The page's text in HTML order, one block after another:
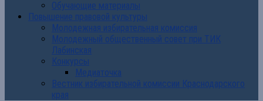
Обучающие материалы
Повышение правовой культуры
Молодежная избирательная комиссия
Молодежный общественный совет при ТИК
Лабинская
Конкурсы
Медиаточка
Вестник избирательной комиссии Краснодарского
края